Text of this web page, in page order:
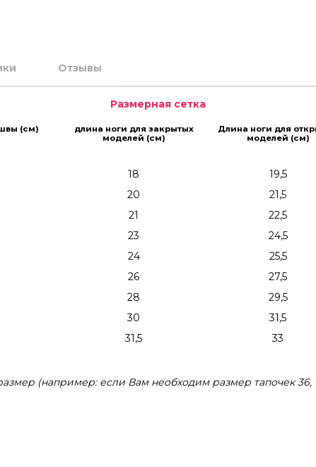
Отзывы
Размерная сетка
(см)
длина ноги для закрытых
моделей (см)
Длина ноги для
моделей (см)
18
19,5
20
21,5
21
22,5
23
24,5
24
25,5
26
27,5
28
29,5
30
31,5
31,5 33
(например: если Вам необходим размер тапочек 36,